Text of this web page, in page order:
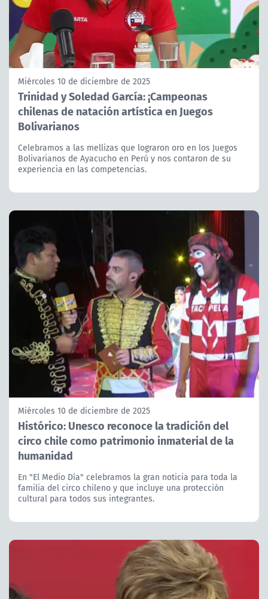
Miércoles 10 de diciembre de 2025
Trinidad y Soledad García: ¡Campeonas
chilenas de natación artística en Juegos
Bolivarianos
Celebramos a las mellizas que lograron oro en los Juegos
Bolivarianos de Ayacucho en Perú y nos contaron de su
experiencia en las competencias.
Miércoles 10 de diciembre de 2025
Histórico: Unesco reconoce la tradición del
circo chile como patrimonio inmaterial de la
humanidad
En "El Medio Día" celebramos la gran noticia para toda la
familia del circo chileno y que incluye una protección
cultural para todos sus integrantes.